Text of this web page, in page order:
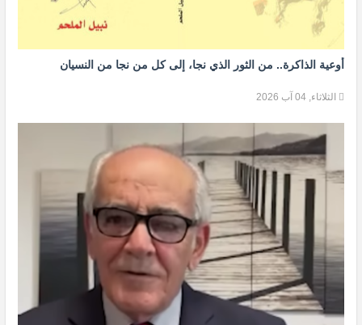
أوعية الذاكرة.. من الثور الذي نجا، إلى كل من نجا من النسيان
الثلاثاء, 04 آب 2026